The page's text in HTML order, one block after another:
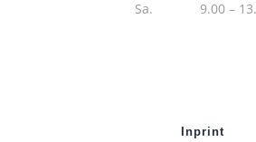
Sa. 9.00 –
Inprint